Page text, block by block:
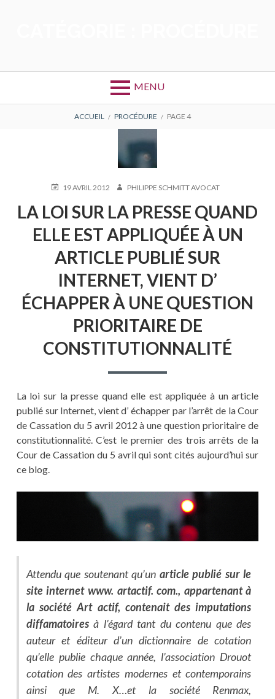
MENU
ACCUEIL PROCÉDURE PAGE 4
PUBLIÉ19 AVRIL 2012 AUTEURPHILIPPE SCHMITT AVOCAT
LA LOI SUR LA PRESSE QUAND
ELLE EST APPLIQUÉE À UN
ARTICLE PUBLIÉ SUR
INTERNET, VIENT D’
ÉCHAPPER À UNE QUESTION
PRIORITAIRE DE
CONSTITUTIONNALITÉ
La loi sur la presse quand elle est appliquée à un article
publié sur Internet, vient d’ échapper par l’arrêt de la Cour
de Cassation du 5 avril 2012 à une question prioritaire de
constitutionnalité. C’est le premier des trois arrêts de la
Cour de Cassation du 5 avril qui sont cités aujourd’hui sur
ce blog.
Attendu que soutenant qu’un article publié sur le
site internet www. artactif. com., appartenant à
la société Art actif, contenait des imputations
diffamatoiresà l’égard tant du contenu que des
auteur et éditeur d’un dictionnaire de cotation
qu’elle publie chaque année, l’association Drouot
cotation des artistes modernes et contemporains
ainsi que M. X…et la société Renmax,